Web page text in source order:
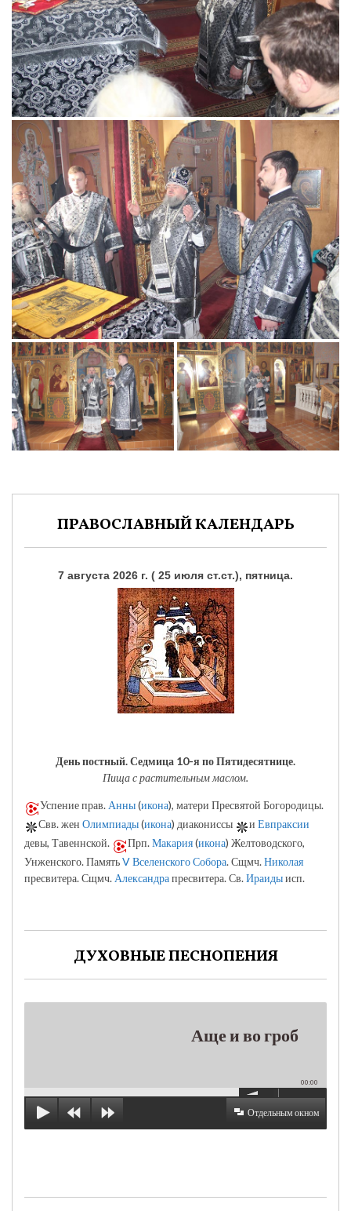
ПРАВОСЛАВНЫЙ КАЛЕНДАРЬ
7 августа 2026 г. ( 25 июля ст.ст.), пятница.
День постный.Седмица 10-я по Пятидесятнице.
Пища с растительным маслом.
Успение прав. Анны(икона), матери Пресвятой Богородицы.
Свв. жен Олимпиады(икона) диакониссы и Евпраксии
девы, Тавеннской.
Прп.Макария(икона) Желтоводского,
Унженского. ПамятьV Вселенского Собора. Сщмч.Николая
пресвитера. Сщмч. Александрапресвитера. Св.Ираидыисп.
ДУХОВНЫЕ ПЕСНОПЕНИЯ
Аще и во гроб
00:00
Отдельным окном